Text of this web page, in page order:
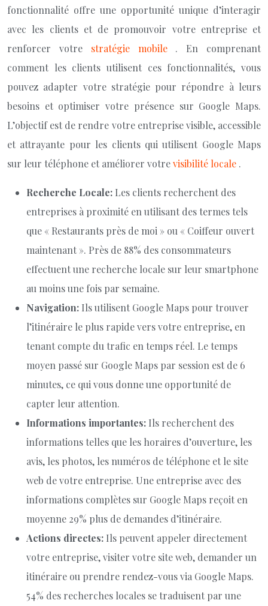
fonctionnalité offre une opportunité unique d’interagir
avec les clients et de promouvoir votre entreprise et
renforcer votre stratégie mobile . En comprenant
comment les clients utilisent ces fonctionnalités, vous
pouvez adapter votre stratégie pour répondre à leurs
besoins et optimiser votre présence sur Google Maps.
L’objectif est de rendre votre entreprise visible, accessible
et attrayante pour les clients qui utilisent Google Maps
sur leur téléphone et améliorer votrevisibilité locale .
Recherche Locale: Les clients recherchent des
entreprises à proximité en utilisant des termes tels
que « Restaurants près de moi » ou « Coiffeur ouvert
maintenant ». Près de 88% des consommateurs
effectuent une recherche locale sur leur smartphone
au moins une fois par semaine.
Navigation: Ils utilisent Google Maps pour trouver
l’itinéraire le plus rapide vers votre entreprise, en
tenant compte du trafic en temps réel. Le temps
moyen passé sur Google Maps par session est de 6
minutes, ce qui vous donne une opportunité de
capter leur attention.
Informations importantes: Ils recherchent des
informations telles que les horaires d’ouverture, les
avis, les photos, les numéros de téléphone et le site
web de votre entreprise. Une entreprise avec des
informations complètes sur Google Maps reçoit en
moyenne 29% plus de demandes d’itinéraire.
Actions directes: Ils peuvent appeler directement
votre entreprise, visiter votre site web, demander un
itinéraire ou prendre rendez-vous via Google Maps.
54% des recherches locales se traduisent par une